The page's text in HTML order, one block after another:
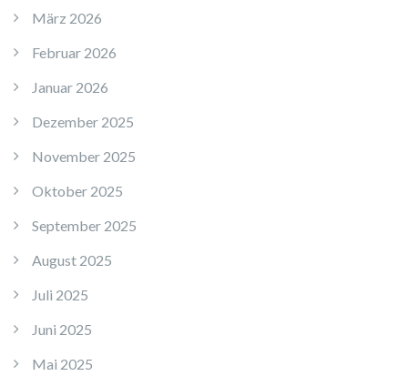
März 2026
Februar 2026
Januar 2026
Dezember 2025
November 2025
Oktober 2025
September 2025
August 2025
Juli 2025
Juni 2025
Mai 2025